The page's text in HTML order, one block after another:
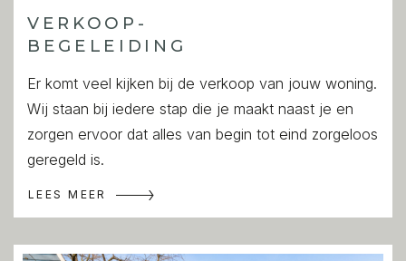
Aan de voorzijde ligt de lichte woonkamer met
meerdere ramen en een open keuken. De keuken is
voldoende kastruimte.
Aan de voorzijde een slaapkamer met ruimte voor een
tweepersoonsbed en kast. De tweede masterbedroom
ligt aan de rustige achterzijde.
Centraal gelegen badkamer met ligbad, inloopdouche en
wastafelmeubel.
VERKOOP-
BEGELEIDING
Er komt veel kijken bij de verkoop van jouw woning.
Wij staan bij iedere stap die je maakt naast je en
zorgen ervoor dat alles van begin tot eind zorgeloos
geregeld is.
LEES MEER